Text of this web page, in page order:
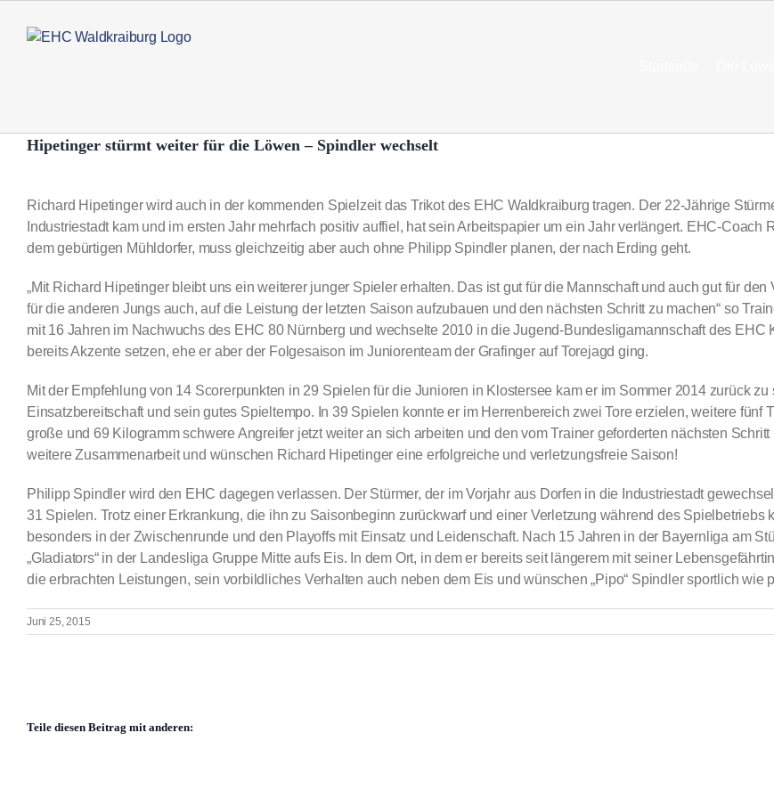
Inhalt
Hipetinger stürmt weiter für die Löwen – Spindler wechselt
grösseres
Bild
Richard Hipetinger wird auch in der kommenden Spielzeit das Trikot des EHC Waldkraiburg tragen. Der 22-Jährige
Industriestadt kam und im ersten Jahr mehrfach positiv auffiel, hat sein Arbeitspapier um ein Jahr verlängert. EHC-
dem gebürtigen Mühldorfer, muss gleichzeitig aber auch ohne Philipp Spindler planen, der nach Erding geht.
„Mit Richard Hipetinger bleibt uns ein weiterer junger Spieler erhalten. Das ist gut für die Mannschaft und auch gut für
für die anderen Jungs auch, auf die Leistung der letzten Saison aufzubauen und den nächsten Schritt zu machen“ so
mit 16 Jahren im Nachwuchs des EHC 80 Nürnberg und wechselte 2010 in die Jugend-Bundesligamannschaft des
bereits Akzente setzen, ehe er aber der Folgesaison im Juniorenteam der Grafinger auf Torejagd ging.
Mit der Empfehlung von 14 Scorerpunkten in 29 Spielen für die Junioren in Klostersee kam er im Sommer 2014 zurück
Einsatzbereitschaft und sein gutes Spieltempo. In 39 Spielen konnte er im Herrenbereich zwei Tore erzielen, weitere fünf
große und 69 Kilogramm schwere Angreifer jetzt weiter an sich arbeiten und den vom Trainer geforderten nächsten
weitere Zusammenarbeit und wünschen Richard Hipetinger eine erfolgreiche und verletzungsfreie Saison!
Philipp Spindler wird den EHC dagegen verlassen. Der Stürmer, der im Vorjahr aus Dorfen in die Industriestadt
31 Spielen. Trotz einer Erkrankung, die ihn zu Saisonbeginn zurückwarf und einer Verletzung während des Spielbetriebs
besonders in der Zwischenrunde und den Playoffs mit Einsatz und Leidenschaft. Nach 15 Jahren in der Bayernliga am
„Gladiators“ in der Landesliga Gruppe Mitte aufs Eis. In dem Ort, in dem er bereits seit längerem mit seiner
die erbrachten Leistungen, sein vorbildliches Verhalten auch neben dem Eis und wünschen „Pipo“ Spindler sportlich wie
Juni 25, 2015
Teile diesen Beitrag mit anderen: